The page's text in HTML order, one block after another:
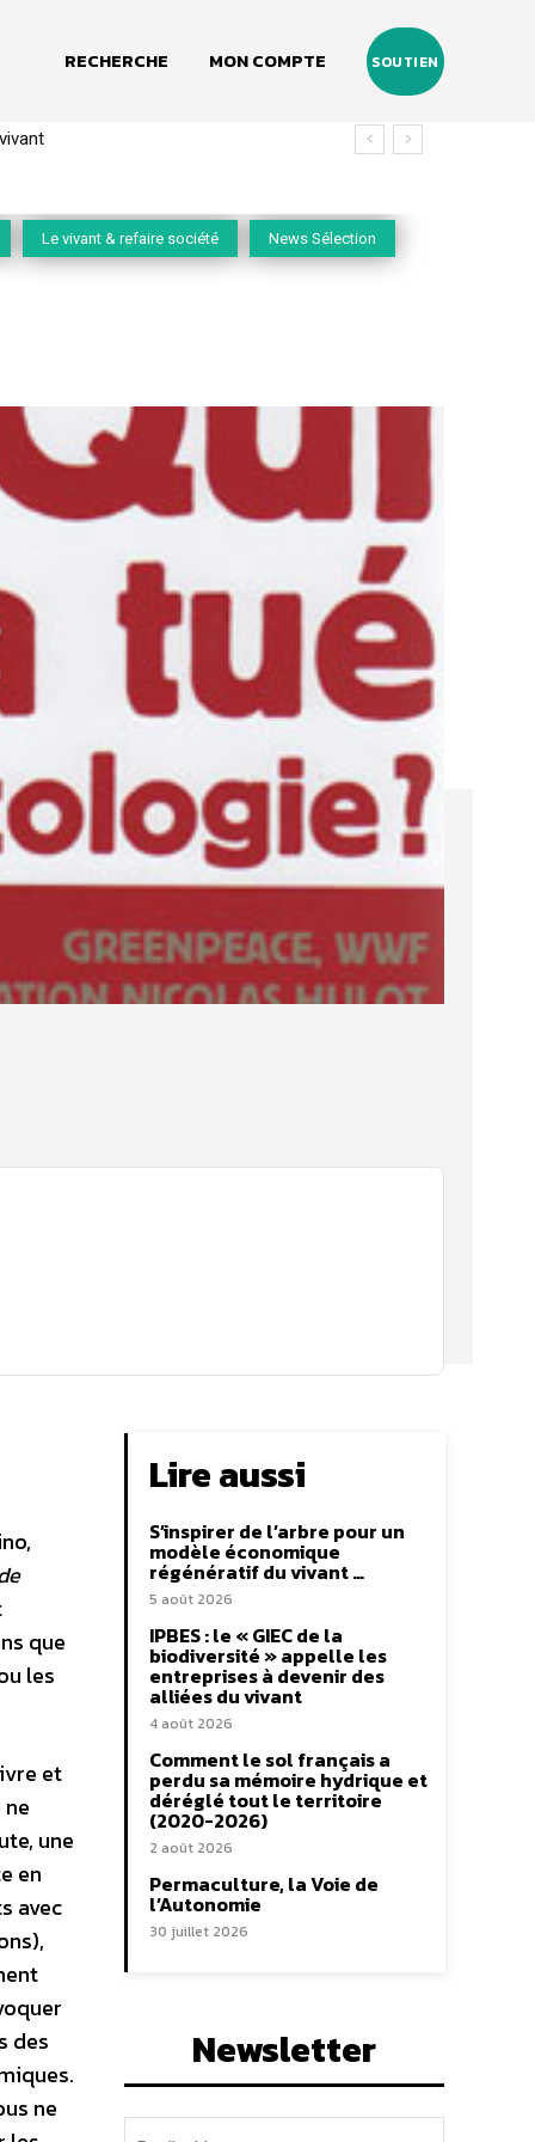
RECHERCHE MON COMPTE SOUTIEN
2026)
Le vivant & refaire société News Sélection
que
les
et
une
en
avec
des
ne
Lire aussi
S’inspirer de l’arbre pour un
modèle économique
régénératif du vivant …
5 août 2026
IPBES : le « GIEC de la
biodiversité » appelle les
entreprises à devenir des
alliées du vivant
4 août 2026
Comment le sol français a
perdu sa mémoire hydrique et
déréglé tout le territoire
(2020-2026)
2 août 2026
Permaculture, la Voie de
l’Autonomie
30 juillet 2026
Newsletter